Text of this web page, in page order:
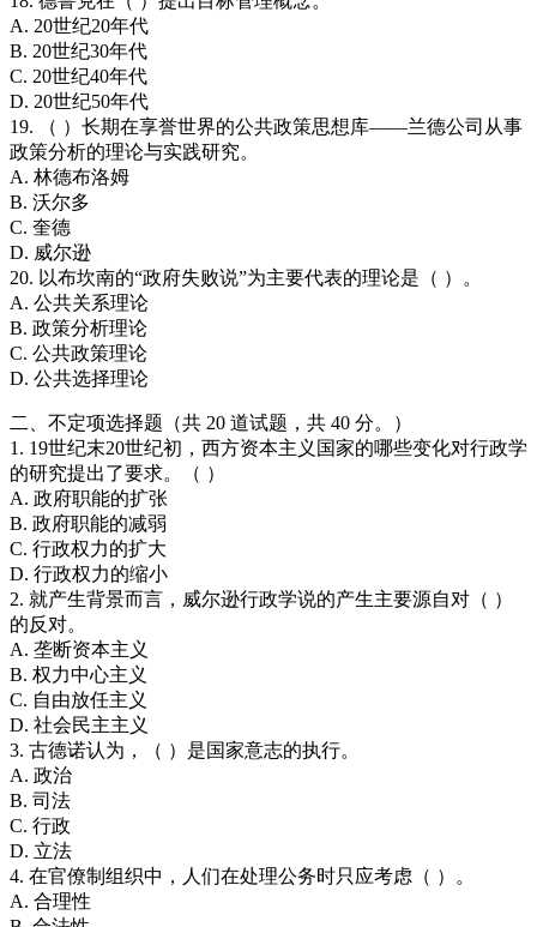
A. 20世纪20年代
B. 20世纪30年代
C. 20世纪40年代
D. 20世纪50年代
19. （ ）长期在享誉世界的公共政策思想库——兰德公司从事
政策分析的理论与实践研究。
A. 林德布洛姆
B. 沃尔多
C. 奎德
D. 威尔逊
20. 以布坎南的“政府失败说”为主要代表的理论是（ ）。
A. 公共关系理论
B. 政策分析理论
C. 公共政策理论
D. 公共选择理论
二、不定项选择题（共 20 道试题，共 40 分。）
1. 19世纪末20世纪初，西方资本主义国家的哪些变化对行政学
的研究提出了要求。（ ）
A. 政府职能的扩张
B. 政府职能的减弱
C. 行政权力的扩大
D. 行政权力的缩小
2. 就产生背景而言，威尔逊行政学说的产生主要源自对（ ）
的反对。
A. 垄断资本主义
B. 权力中心主义
C. 自由放任主义
D. 社会民主主义
3. 古德诺认为，（ ）是国家意志的执行。
A. 政治
B. 司法
C. 行政
D. 立法
4. 在官僚制组织中，人们在处理公务时只应考虑（ ）。
A. 合理性